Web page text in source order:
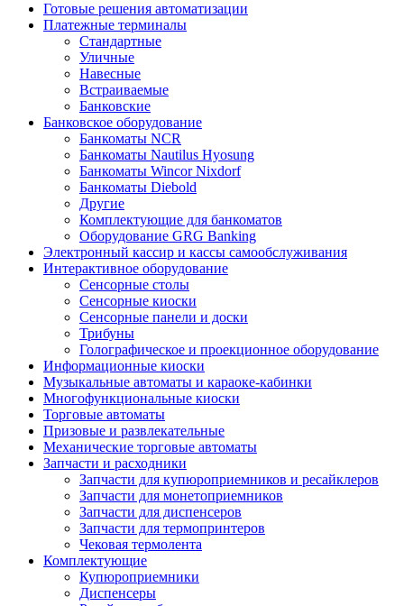
Готовые решения автоматизации
Платежные терминалы
Стандартные
Уличные
Навесные
Встраиваемые
Банковские
Банковское оборудование
Банкоматы NCR
Банкоматы Nautilus Hyosung
Банкоматы Wincor Nixdorf
Банкоматы Diebold
Другие
Комплектующие для банкоматов
Оборудование GRG Banking
Электронный кассир и кассы самообслуживания
Интерактивное оборудование
Сенсорные столы
Сенсорные киоски
Сенсорные панели и доски
Трибуны
Голографическое и проекционное оборудование
Информационные киоски
Музыкальные автоматы и караоке-кабинки
Многофункциональные киоски
Торговые автоматы
Призовые и развлекательные
Механические торговые автоматы
Запчасти и расходники
Запчасти для купюроприемников и ресайклеров
Запчасти для монетоприемников
Запчасти для диспенсеров
Запчасти для термопринтеров
Чековая термолента
Комплектующие
Купюроприемники
Диспенсеры